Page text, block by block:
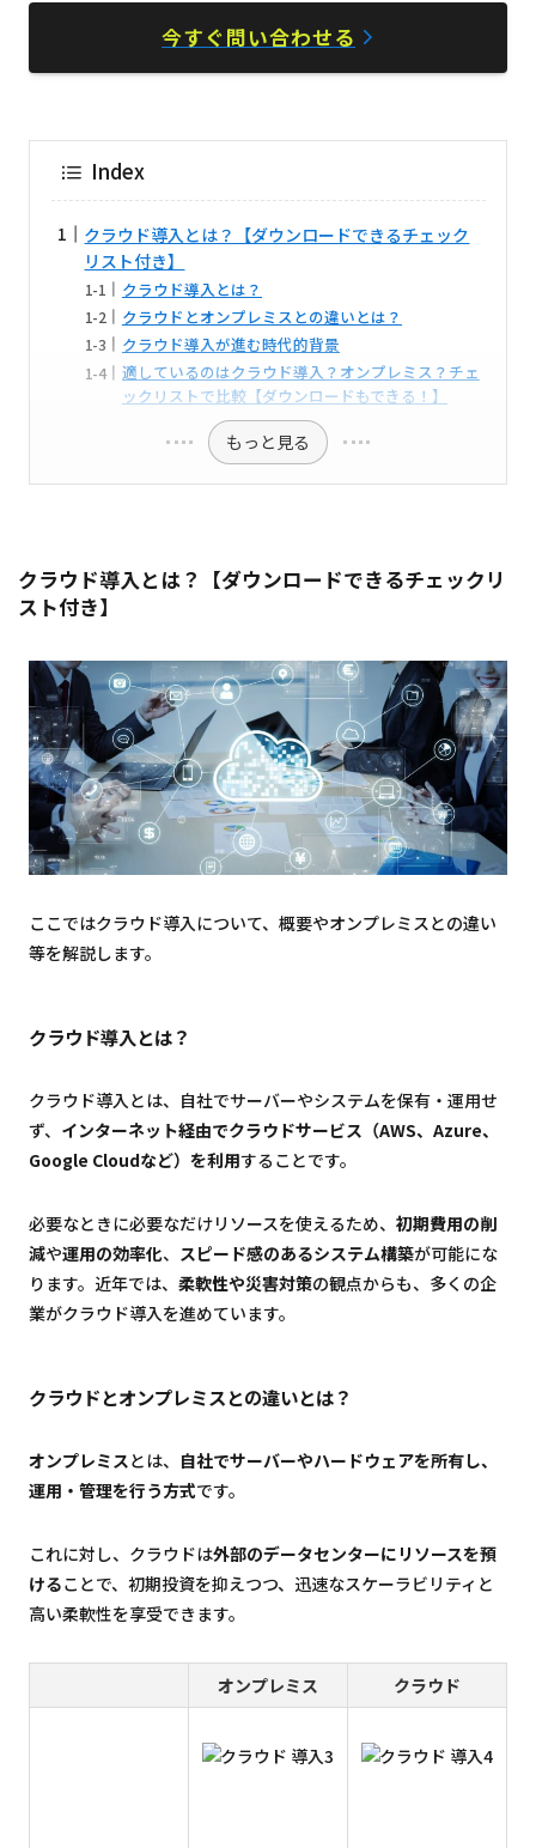
今すぐ問い合わせる
Index
クラウド導入とは？【ダウンロードできるチェック
リスト付き】
クラウド導入とは？
クラウドとオンプレミスとの違いとは？
クラウド導入が進む時代的背景
適しているのはクラウド導入？オンプレミス？チェ
ックリストで比較【ダウンロードもできる！】
もっと見る
クラウド導入とは？
【ダウンロードできるチェックリ
スト付き】
ここではクラウド導入について、概要やオンプレミスとの違い
等を解説します。
クラウド導入とは？
クラウド導入とは、自社でサーバーやシステムを保有・運用せ
ず、 インターネット経由でクラウドサービス（AWS、Azure、
Google Cloudなど）を利用することです。
必要なときに必要なだけリソースを使えるため、 初期費用の削
減や運用の効率化、 スピード感のあるシステム構築が可能にな
ります。近年では、 柔軟性や災害対策の観点からも、多くの企
業がクラウド導入を進めています。
クラウドとオンプレミスとの違いとは？
オンプレミスとは、 自社でサーバーやハードウェアを所有し、
運用・管理を行う方式です。
これに対し、クラウドは外部のデータセンターにリソースを預
けることで、初期投資を抑えつつ、迅速なスケーラビリティと
高い柔軟性を享受できます。
オンプレミス クラウド